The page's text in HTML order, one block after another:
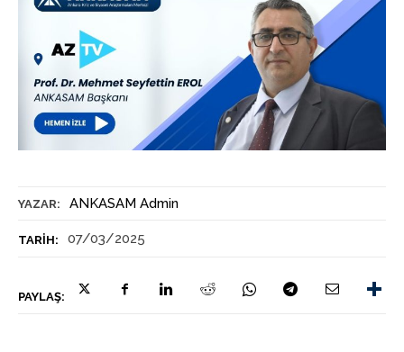
YAZAR: ANKASAM Admin
TARIH: 07/03/2025
PAYLAŞ: